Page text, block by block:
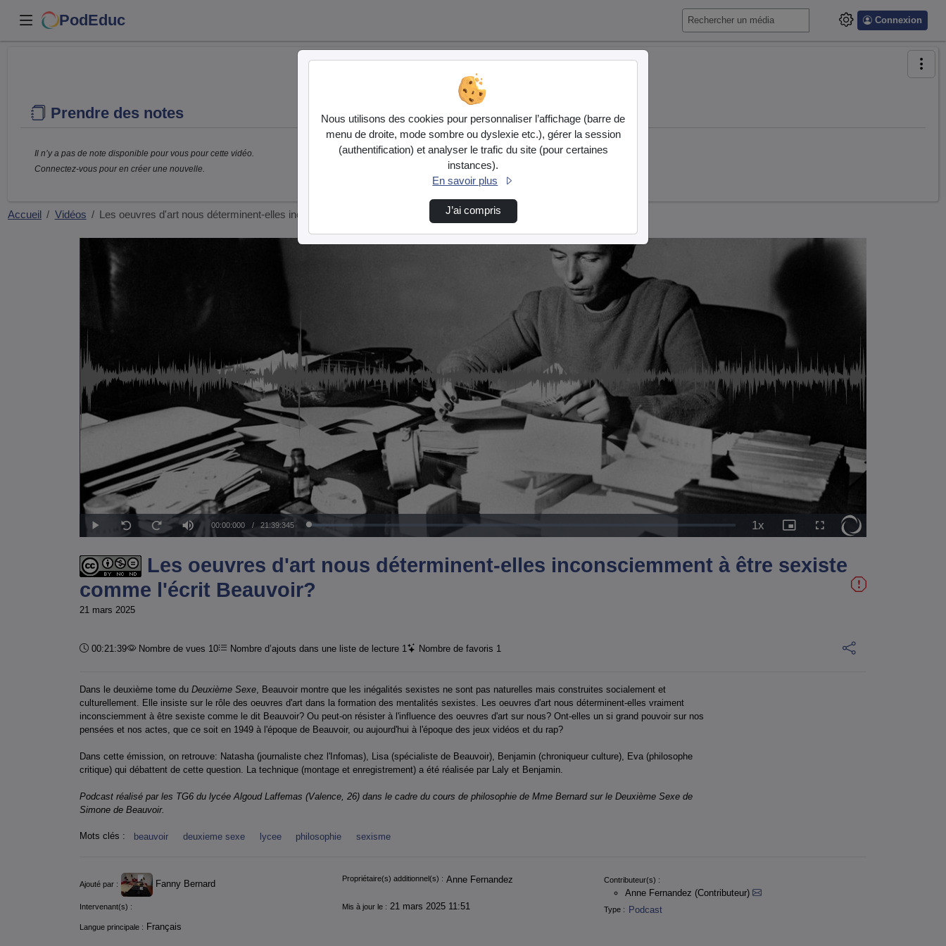
PodEduc Connexion
Prendre des notes
Il n’y a pas de note disponible pour vous pour cette vidéo.
Connectez-vous pour en créer une nouvelle.
Accueil Vidéos Les oeuvres d'art nous déterminent-elles inc…
Lecture
Seek
back
Seek
forward
SourdineTemps
00:00:000 / Durée
21:39:345 Chargé:
1xVitesse
de
Image
dans
Plein
écran
Les oeuvres d'art nous déterminent-elles inconsciemment à être sexiste
comme l'écrit Beauvoir?
21 mars 2025
Durée :
00:21:39 Nombre de vues 10 Nombre d’ajouts dans une liste de lecture 1 Nombre de favoris 1
Dans le deuxième tome du Deuxième Sexe , Beauvoir montre que les inégalités sexistes ne sont pas naturelles mais construites socialement et
culturellement. Elle insiste sur le rôle des oeuvres d'art dans la formation des mentalités sexistes. Les oeuvres d'art nous déterminent-elles vraiment
inconsciemment à être sexiste comme le dit Beauvoir? Ou peut-on résister à l'influence des oeuvres d'art sur nous? Ont-elles un si grand pouvoir sur nos
pensées et nos actes, que ce soit en 1949 à l'époque de Beauvoir, ou aujourd'hui à l'époque des jeux vidéos et du rap?
Dans cette émission, on retrouve: Natasha (journaliste chez l'Infomas), Lisa (spécialiste de Beauvoir), Benjamin (chroniqueur culture), Eva (philosophe
critique) qui débattent de cette question. La technique (montage et enregistrement) a été réalisée par Laly et Benjamin.
Podcast réalisé par les TG6 du lycée Algoud Laffemas (Valence, 26) dans le cadre du cours de philosophie de Mme Bernard sur le Deuxième Sexe de
Simone de Beauvoir.
Mots clés : beauvoir deuxieme sexe lycee philosophie sexisme
Informations
Ajouté par : Fanny Bernard
Propriétaire(s) additionnel(s) : Anne Fernandez Contributeur(s) :
Anne Fernandez (Contributeur)
Intervenant(s) : Mis à jour le : 21 mars 2025 11:51 Type : Podcast
Langue principale : Français
Nous utilisons des cookies pour personnaliser l’affichage (barre de
menu de droite, mode sombre ou dyslexie etc.), gérer la session
(authentification) et analyser le trafic du site (pour certaines
instances).
En savoir plus
J’ai compris